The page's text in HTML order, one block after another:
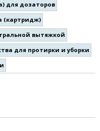
для дозаторов
(картридж)
вытяжкой
для протирки и уборки